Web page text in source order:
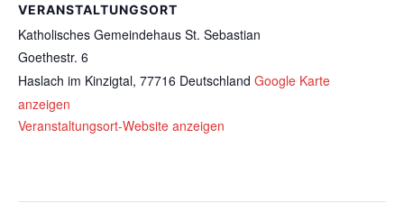
VERANSTALTUNGSORT
Katholisches Gemeindehaus St. Sebastian
Goethestr. 6
Haslach im Kinzigtal, 77716 Deutschland Google Karte
anzeigen
Veranstaltungsort-Website anzeigen